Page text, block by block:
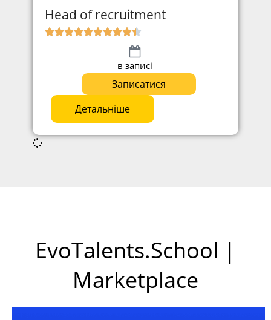
Head of recruitment
в записі
Записатися
Детальніше
EvoTalents.School |
Marketplace